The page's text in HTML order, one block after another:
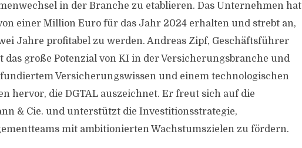
in der Branche zu etablieren. Das Unternehmen hat
einer Million Euro für das Jahr 2024 erhalten und strebt an,
Jahre profitabel zu werden. Andreas Zipf, Geschäftsführer
das große Potenzial von KI in der Versicherungsbranche und
Versicherungswissen und einem technologischen
hervor, die DGTAL auszeichnet. Er freut sich auf die
& Cie. und unterstützt die Investitionsstrategie,
mit ambitionierten Wachstumszielen zu fördern.